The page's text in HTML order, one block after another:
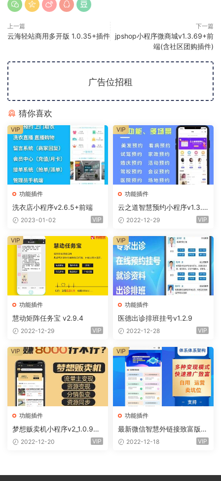
上一篇
云海轻站商用多开版 1.0.35+插件
下一篇
jpshop小程序微商城v1.3.69+前
端(含社区团购插件)
广告位招租
猜你喜欢
功能插件
洗衣店小程序v2.6.5+前端
2023-01-02 VIP
VIP
功能插件
云之道智慧预约小程序v1.3.0
+前端2022-12-29 VIP
VIP
功能插件
慧动矩阵任务宝 v2.9.4
2022-12-29 VIP
VIP
功能插件
医德出诊排班挂号v1.2.9
2022-12-28 VIP
VIP
功能插件
梦想贩卖机小程序v2_1.0.96
+全插件（线传）
2022-12-20 VIP
VIP
功能插件
最新微信智慧外链接致富版小
程序（前端+全插件)
2022-12-18 VIP
VIP